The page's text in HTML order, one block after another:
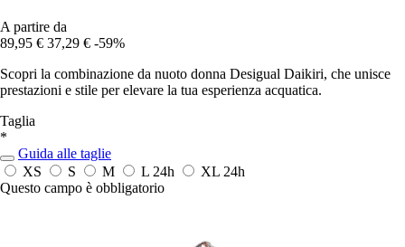
A partire da
89,95 € 37,29 € -59%
Scopri la combinazione da nuoto donna Desigual Daikiri, che unisce
prestazioni e stile per elevare la tua esperienza acquatica.
Taglia
*
Guida alle taglie
XS
S M L 24h XL 24h
Questo campo è obbligatorio